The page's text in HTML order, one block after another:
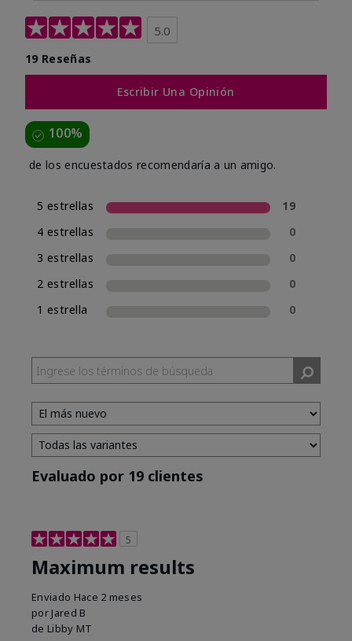
5.0
19 Reseñas
Escribir Una Opinión
100%
de los encuestados recomendaría a un amigo.
5 estrellas
19
4 estrellas
0
3 estrellas
0
2 estrellas
0
1 estrella
0
Evaluado por 19 clientes
5
Maximum results
Enviado Hace 2 meses
por Jared B
de Libby MT